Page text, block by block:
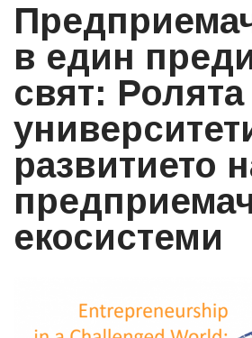
в един
свят:
развитието
екосистеми